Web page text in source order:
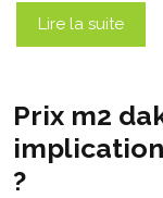
Lire la suite
Prix m2
?